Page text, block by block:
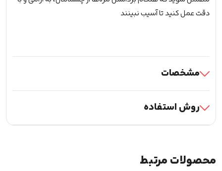
دقت عمل کنید تا آسیب نبینند
مشخصات
روش استفاده
محصولات مرتبط